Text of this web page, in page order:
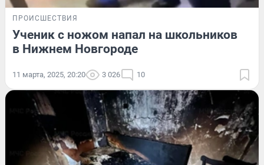
ПРОИСШЕСТВИЯ
Ученик с ножом напал на школьников
в Нижнем Новгороде
11 марта, 2025, 20:20 3 026 10